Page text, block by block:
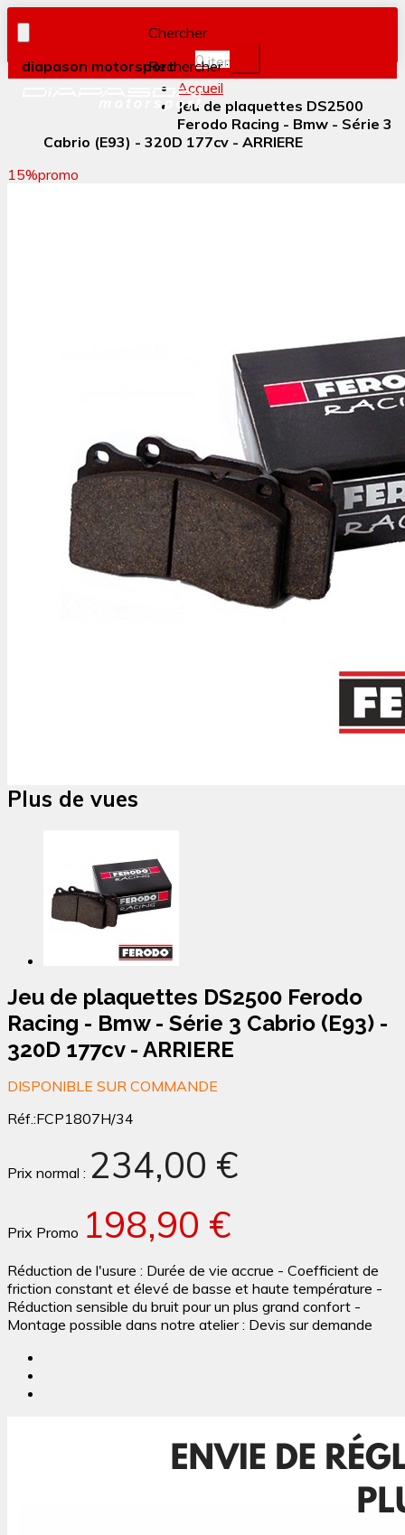
diapason motorsport
Chercher
Rechercher :
0item(s)
Accueil
Jeu de plaquettes DS2500
Ferodo Racing - Bmw - Série 3
Cabrio (E93) - 320D 177cv - ARRIERE
15%promo
Plus de vues
Jeu de plaquettes DS2500 Ferodo
Racing - Bmw - Série 3 Cabrio (E93) -
320D 177cv - ARRIERE
DISPONIBLE SUR COMMANDE
Réf.:FCP1807H/34
Prix normal : 234,00 €
Prix Promo 198,90 €
Réduction de l'usure : Durée de vie accrue - Coefficient de
friction constant et élevé de basse et haute température -
Réduction sensible du bruit pour un plus grand confort -
Montage possible dans notre atelier : Devis sur demande